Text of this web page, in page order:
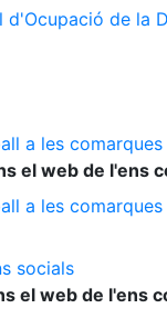
de la
a les
el web de l'ens
a les
socials
el web de l'ens